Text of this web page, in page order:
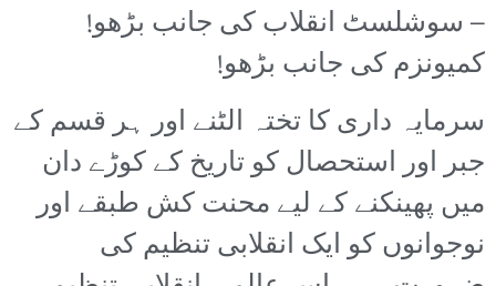
– سوشلسٹ انقلاب کی جانب بڑھو!
کمیونزم کی جانب بڑھو!
سرمایہ داری کا تختہ الٹنے اور ہر قسم کے
جبر اور استحصال کو تاریخ کے کوڑے دان
میں پھینکنے کے لیے محنت کش طبقے اور
نوجوانوں کو ایک انقلابی تنظیم کی